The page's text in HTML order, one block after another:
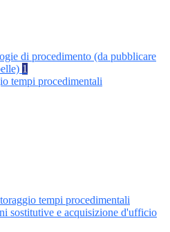
di procedimento (da pubblicare
1
tempi procedimentali
tempi procedimentali
sostitutive e acquisizione d'ufficio